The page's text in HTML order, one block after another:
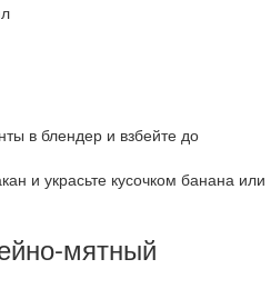
в блендер и взбейте до
и украсьте кусочком банана или
мятный